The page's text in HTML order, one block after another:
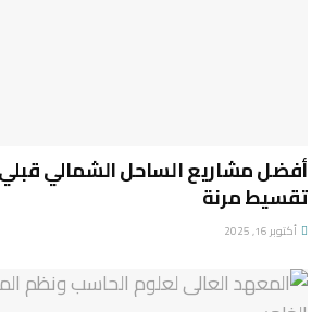
أفضل مشاريع الساحل الشمالي
تقسيط مرنة
أكتوبر 16, 2025